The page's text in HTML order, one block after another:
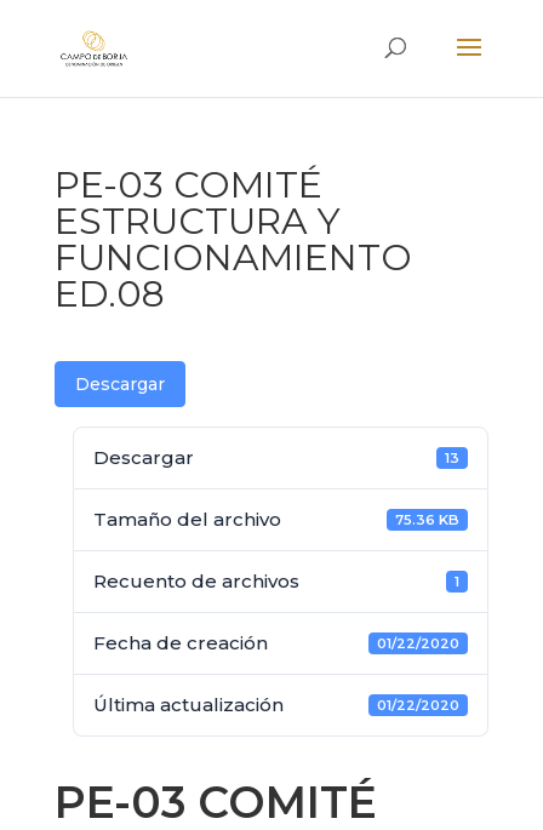
PE-03 COMITÉ
ESTRUCTURA Y
FUNCIONAMIENTO
ED.08
Descargar
Descargar 13
Tamaño del archivo 75.36 KB
Recuento de archivos 1
Fecha de creación 01/22/2020
Última actualización 01/22/2020
PE-03 COMITÉ